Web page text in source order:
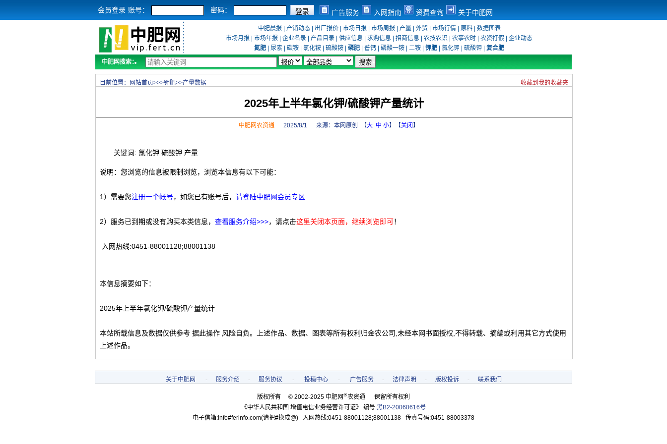
会员登录 账号： 密码： 广告服务 入网指南 资费查询 关于中肥网
中肥晨报 产销动态| 出厂报价| 市场日报 市场周报 产量| 外贸 市场行情| 原料| 数据图表
市场月报
市场年报 企业名录 产品目录 供应信息 求购信息 招商信息 农技农识 农事农时 农资打假
企业动态
氮肥
尿素 碳铵 氯化铵 硫酸铵 磷肥 普钙 磷酸一铵 二铵 钾肥 氯化钾 硫酸钾
复合肥
中肥网搜索：
目前位置： 网站首页>>>钾肥>>产量数据 收藏到我的收藏夹
2025年上半年氯化钾/硫酸钾产量统计
中肥网农资通2025/8/1 来源： 本网原创 【大 中 小】【关闭】
关键词: 氯化钾 硫酸钾 产量
说明：您浏览的信息被限制浏览，浏览本信息有以下可能：
1）需要您注册一个帐号，如您已有账号后， 请登陆中肥网会员专区
2）服务已到期或没有购买本类信息， 查看服务介绍>>>，请点击这里关闭本页面，继续浏览即可！
入网热线:0451-88001128;88001138
本信息摘要如下：
2025年上半年氯化钾/硫酸钾产量统计
本站所载信息及数据仅供参考 据此操作 风险自负。上述作品、数据、图表等所有权利归金农公司,未经本网书面授权,不得转载、摘编或利用其它方式使用
上述作品。
关于中肥网 - 服务介绍 - 服务协议 - 投稿中心 - 广告服务 - 法律声明 - 版权投诉 - 联系我们
版权所有 © 2002-2025 中肥网®农资通 保留所有权利
《中华人民共和国 增值电信业务经营许可证》 编号:黑B2-20060616号
电子信箱:info#ferinfo.com(请把#换成@) 入网热线:0451-88001128;88001138 传真号码:0451-88003378